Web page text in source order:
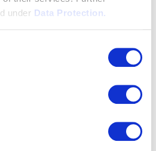
under Data Protection.
Kunden-